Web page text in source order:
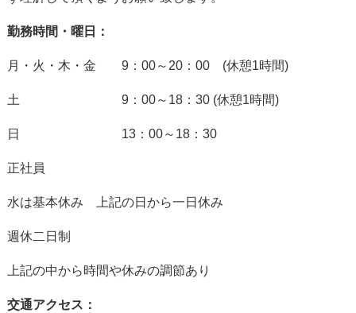
勤務時間・曜日：
月・火・木・金 9：00～20：00 (休憩1時間)
土 9：00～18：30 (休憩1時間)
日 13：00～18：30
正社員
水は基本休み 上記の日から一日休み
週休二日制
上記の中から時間や休みの調節あり
交通アクセス：